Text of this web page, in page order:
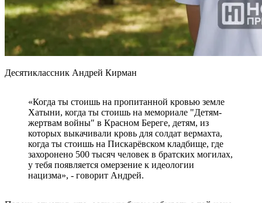
Десятиклассник Андрей Кирман
«Когда ты стоишь на пропитанной кровью земле
Хатыни, когда ты стоишь на мемориале "Детям-
жертвам войны" в Красном Береге, детям, из
которых выкачивали кровь для солдат вермахта,
когда ты стоишь на Пискарёвском кладбище, где
захоронено 500 тысяч человек в братских могилах,
у тебя появляется омерзение к идеологии
нацизма», - говорит Андрей.